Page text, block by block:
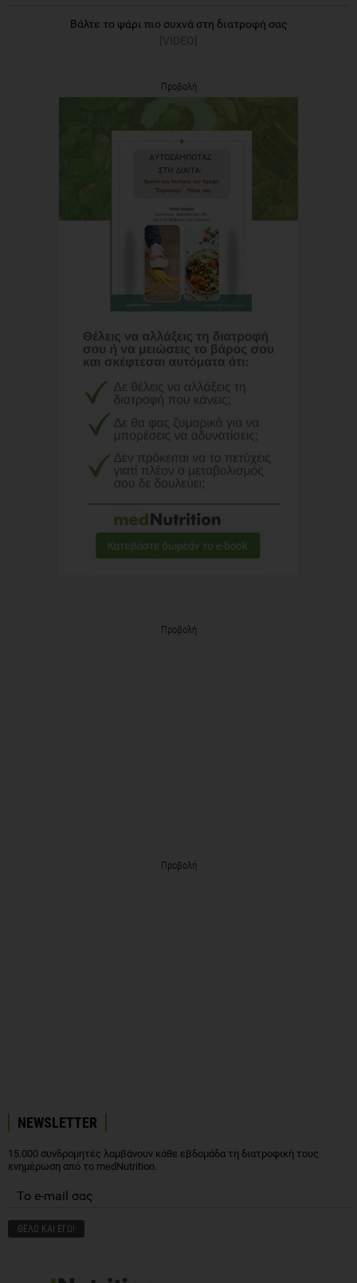
Βάλτε το ψάρι πιο συχνά στη διατροφή σας
[VIDEO]
Προβολή
Προβολή
Προβολή
NEWSLETTER
15.000 συνδρομητές λαμβάνουν κάθε εβδομάδα τη διατροφική τους
ενημέρωση από το medNutrition.